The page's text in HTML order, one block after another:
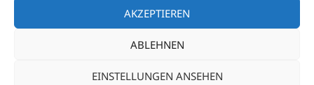
AKZEPTIEREN
ABLEHNEN
EINSTELLUNGEN ANSEHEN
Entscheidend geschärft: der neue Mazda